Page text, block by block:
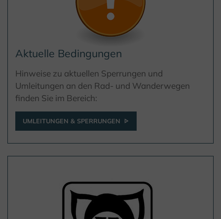
Aktuelle Bedingungen
Hinweise zu aktuellen Sperrungen und
Umleitungen an den Rad- und Wanderwegen
finden Sie im Bereich:
UMLEITUNGEN & SPERRUNGEN